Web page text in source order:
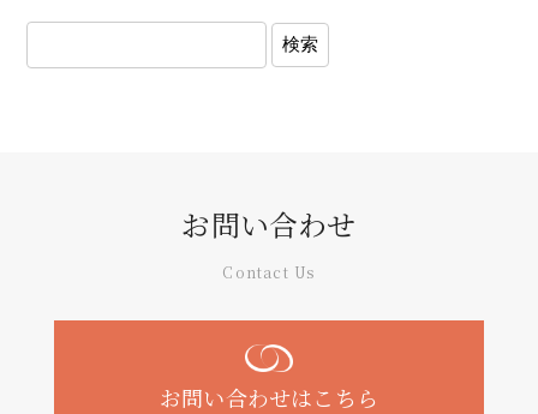
お問い合わせ
Contact Us
お問い合わせはこちら